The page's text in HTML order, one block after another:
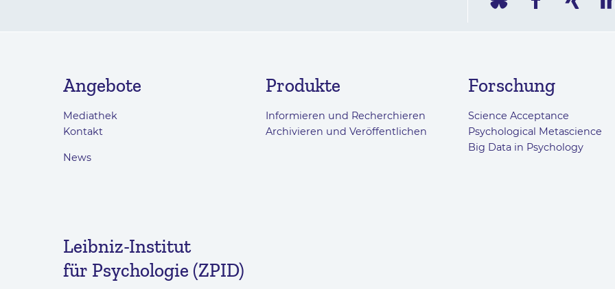
Angebote
Mediathek
Kontakt
News
Produkte
Informieren und Recherchieren
Archivieren und Veröffentlichen
Forschung
Science Acceptance
Psychological Metascience
Big Data in Psychology
Leibniz-Institut
für Psychologie (ZPID)